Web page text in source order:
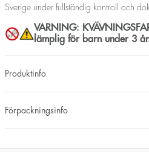
Sverige under fullständig kontroll och
VARNING:
lämplig för barn under 3
Produktinfo
Förpackningsinfo